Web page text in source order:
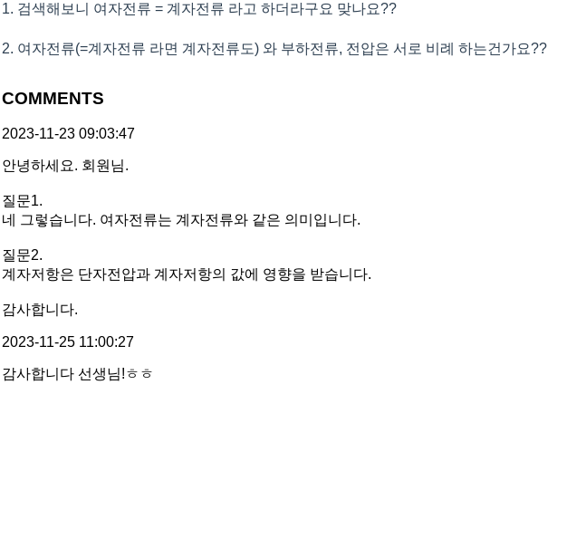
1. 검색해보니 여자전류 = 계자전류 라고 하더라구요 맞나요??
2. 여자전류(=계자전류 라면 계자전류도) 와 부하전류, 전압은 서로 비례 하는건가요??
COMMENTS
2023-11-23 09:03:47
안녕하세요. 회원님.
질문1.
네 그렇습니다. 여자전류는 계자전류와 같은 의미입니다.
질문2.
계자저항은 단자전압과 계자저항의 값에 영향을 받습니다.
감사합니다.
2023-11-25 11:00:27
감사합니다 선생님!ㅎㅎ